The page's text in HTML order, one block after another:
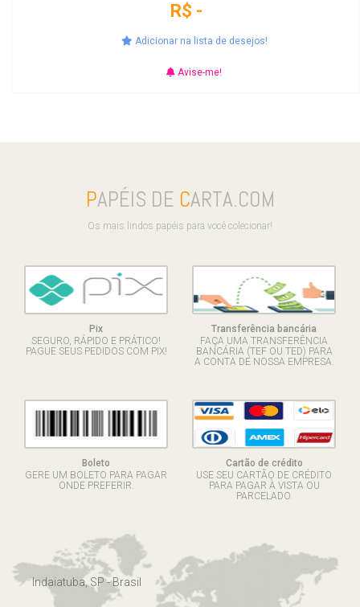
R$ -
Adicionar na lista de desejos!
Avise-me!
PAPÉIS DE CARTA.COM
Os mais lindos papéis para você colecionar!
Pix
SEGURO, RÁPIDO E PRÁTICO!
PAGUE SEUS PEDIDOS COM PIX!
Transferência bancária
FAÇA UMA TRANSFERÊNCIA
BANCÁRIA (TEF OU TED) PARA
A CONTA DE NOSSA EMPRESA.
Boleto
GERE UM BOLETO PARA PAGAR
ONDE PREFERIR.
Cartão de crédito
USE SEU CARTÃO DE CRÉDITO
PARA PAGAR À VISTA OU
PARCELADO.
Indaiatuba, SP - Brasil